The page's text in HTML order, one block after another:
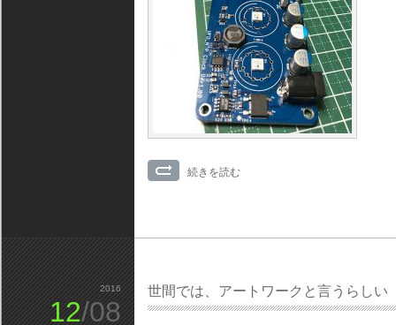
続きを読む
世間では、アートワークと言うらしい
2016
12/08